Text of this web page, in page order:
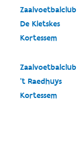
Zaalvoetbalclub
De Kletskes
Kortessem
Zaalvoetbalclub
't Raedhuys
Kortessem